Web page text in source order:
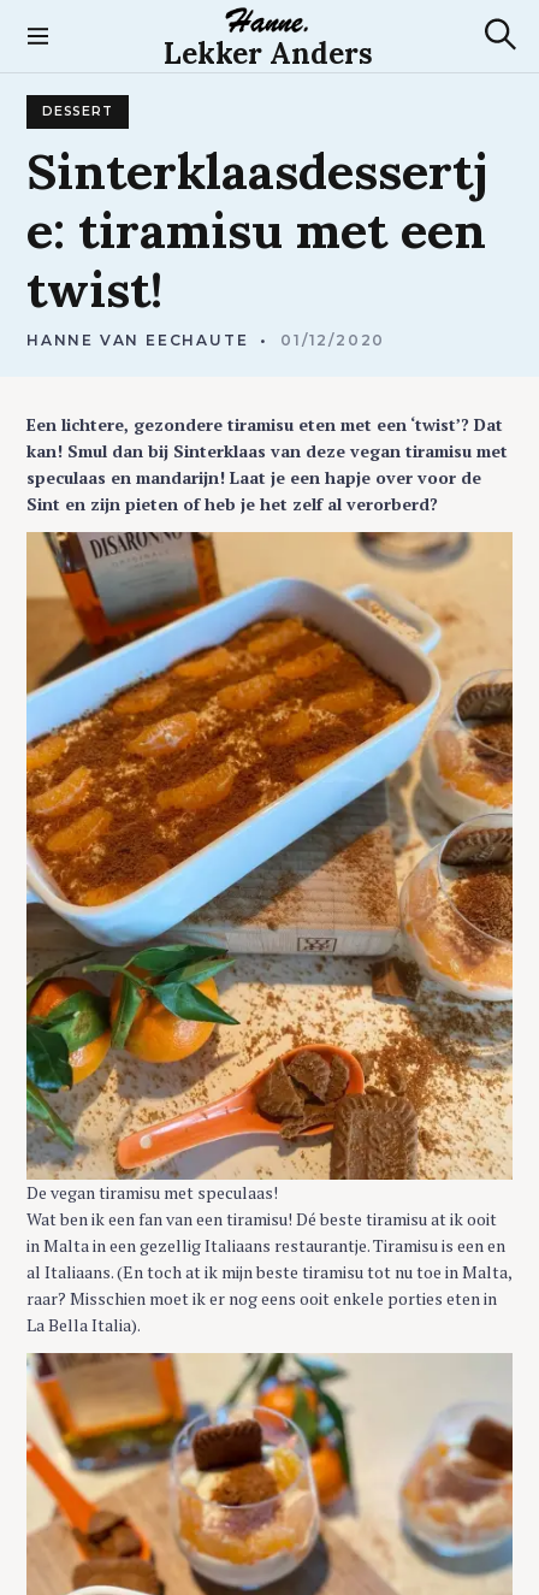
Lekker Anders
e
DESSERT
Sinterklaasdessertj
e: tiramisu met een
twist!
HANNE VAN EECHAUTE 01/12/2020
Een lichtere, gezondere tiramisu eten met een ‘twist’? Dat
kan! Smul dan bij Sinterklaas van deze vegan tiramisu met
speculaas en mandarijn! Laat je een hapje over voor de
Sint en zijn pieten of heb je het zelf al verorberd?
De vegan tiramisu met speculaas!
Wat ben ik een fan van een tiramisu! Dé beste tiramisu at ik ooit
in Malta in een gezellig Italiaans restaurantje. Tiramisu is een en
al Italiaans. (En toch at ik mijn beste tiramisu tot nu toe in Malta,
raar? Misschien moet ik er nog eens ooit enkele porties eten in
La Bella Italia).